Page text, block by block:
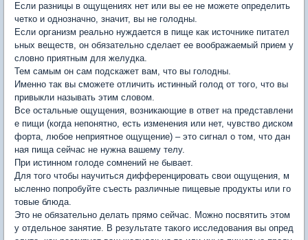
Если разницы в ощущениях нет или вы ее не можете определить
четко и однозначно, значит, вы не голодны.
Если организм реально нуждается в пище как источнике питател
ьных веществ, он обязательно сделает ее воображаемый прием у
словно приятным для желудка.
Тем самым он сам подскажет вам, что вы голодны.
Именно так вы сможете отличить истинный голод от того, что вы
привыкли называть этим словом.
Все остальные ощущения, возникающие в ответ на представлени
е пищи (когда непонятно, есть изменения или нет, чувство диском
форта, любое неприятное ощущение) – это сигнал о том, что дан
ная пища сейчас не нужна вашему телу.
При истинном голоде сомнений не бывает.
Для того чтобы научиться дифференцировать свои ощущения, м
ысленно попробуйте съесть различные пищевые продукты или го
товые блюда.
Это не обязательно делать прямо сейчас. Можно посвятить этом
у отдельное занятие. В результате такого исследования вы опред